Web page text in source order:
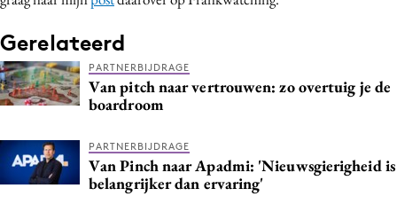
Gerelateerd
PARTNERBIJDRAGE
Van pitch naar vertrouwen: zo overtuig je de
boardroom
PARTNERBIJDRAGE
Van Pinch naar Apadmi: 'Nieuwsgierigheid is
belangrijker dan ervaring'